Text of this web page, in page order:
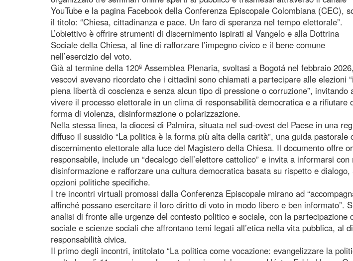
YouTube e la pagina Facebook della Conferenza Episcopale Colombiana (CEC),
il titolo: “Chiesa, cittadinanza e pace. Un faro di speranza nel tempo elettorale”.
L’obiettivo è offrire strumenti di discernimento ispirati al Vangelo e alla Dottrina
Sociale della Chiesa, al fine di rafforzare l’impegno civico e il bene comune
nell’esercizio del voto.
Già al termine della 120ª Assemblea Plenaria, svoltasi a Bogotá nel febbraio
vescovi avevano ricordato che i cittadini sono chiamati a partecipare alle elezioni
piena libertà di coscienza e senza alcun tipo di pressione o corruzione”, invitando
vivere il processo elettorale in un clima di responsabilità democratica e a rifiutare
forma di violenza, disinformazione o polarizzazione.
Nella stessa linea, la diocesi di Palmira, situata nel sud-ovest del Paese in una
diffuso il sussidio “La politica è la forma più alta della carità”, una guida
discernimento elettorale alla luce del Magistero della Chiesa. Il documento offre
responsabile, include un “decalogo dell’elettore cattolico” e invita a informarsi
disinformazione e rafforzare una cultura democratica basata su rispetto e
opzioni politiche specifiche.
I tre incontri virtuali promossi dalla Conferenza Episcopale mirano ad
affinché possano esercitare il loro diritto di voto in modo libero e ben informato”.
analisi di fronte alle urgenze del contesto politico e sociale, con la
sociale e scienze sociali che affrontano temi legati all’etica nella vita pubblica, al
responsabilità civica.
Il primo degli incontri, intitolato “La politica come vocazione: evangelizzare la